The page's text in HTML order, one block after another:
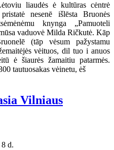
liaudės ė kultūras cėntrė
nesenē išlēsta Bruonės
knynga „Pamuoteli
vaduovė Milda Ričkutė. Kāp
(tāp vėsum pažystamu
vėituos, dil tuo i anuos
ė šiaurės žamaitiu patarmės.
tautuosakas vėinetu, ėš
Vilniaus
d.